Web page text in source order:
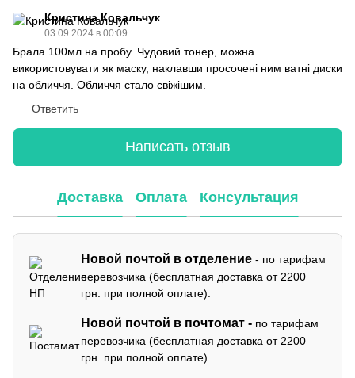
Кристина Ковальчук
03.09.2024 в 00:09
Брала 100мл на пробу. Чудовий тонер, можна
використовувати як маску, наклавши просочені ним ватні диски
на обличчя. Обличчя стало свіжішим.
Ответить
Написать отзыв
Доставка Оплата Консультация
Новой почтой в отделение - по тарифам
перевозчика (бесплатная доставка от 2200
грн. при полной оплате).
Новой почтой в почтомат - по тарифам
перевозчика (бесплатная доставка от 2200
грн. при полной оплате).